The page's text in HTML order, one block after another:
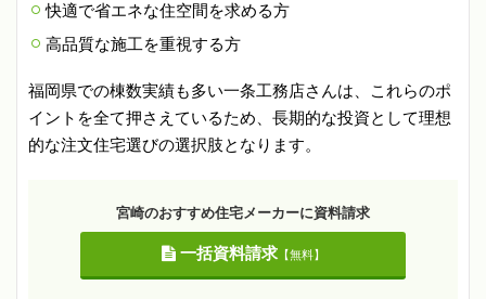
快適で省エネな住空間を求める方
高品質な施工を重視する方
福岡県での棟数実績も多い一条工務店さんは、これらのポ
イントを全て押さえているため、長期的な投資として理想
的な注文住宅選びの選択肢となります。
宮崎のおすすめ住宅メーカーに資料請求
一括資料請求【無料】